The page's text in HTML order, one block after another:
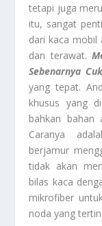
tetapi juga
itu, sangat
dari kaca mobil
dan terawat.
Sebenarnya
yang tepat.
khusus yang
bahkan bahan
Caranya
berjamur
tidak akan
bilas kaca
mikrofiber
noda yang